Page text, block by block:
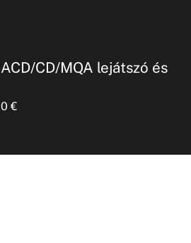
CD/MQA lejátszó és
€